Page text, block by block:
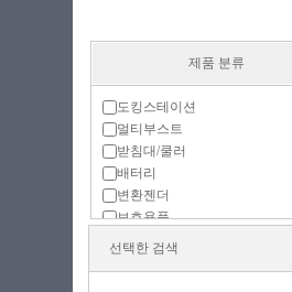
제품 분류
도킹스테이션
멀티부스트
받침대/쿨러
배터리
변환젠더
보호용품
어댑터
선택한 검색